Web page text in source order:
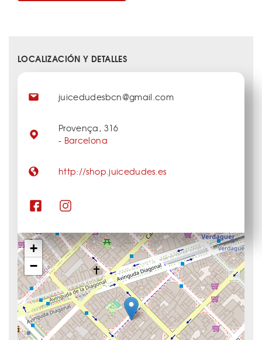
LOCALIZACIÓN Y DETALLES
+
−
juicedudesbcn@gmail.com
Provença, 316
- Barcelona
http://shop.juicedudes.es